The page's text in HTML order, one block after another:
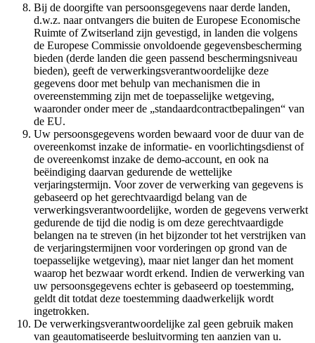
Bij de doorgifte van persoonsgegevens naar derde landen,
d.w.z. naar ontvangers die buiten de Europese Economische
Ruimte of Zwitserland zijn gevestigd, in landen die volgens
de Europese Commissie onvoldoende gegevensbescherming
bieden (derde landen die geen passend beschermingsniveau
bieden), geeft de verwerkingsverantwoordelijke deze
gegevens door met behulp van mechanismen die in
overeenstemming zijn met de toepasselijke wetgeving,
waaronder onder meer de „standaardcontractbepalingen“ van
de EU.
Uw persoonsgegevens worden bewaard voor de duur van de
overeenkomst inzake de informatie- en voorlichtingsdienst of
de overeenkomst inzake de demo-account, en ook na
beëindiging daarvan gedurende de wettelijke
verjaringstermijn. Voor zover de verwerking van gegevens is
gebaseerd op het gerechtvaardigd belang van de
verwerkingsverantwoordelijke, worden de gegevens verwerkt
gedurende de tijd die nodig is om deze gerechtvaardigde
belangen na te streven (in het bijzonder tot het verstrijken van
de verjaringstermijnen voor vorderingen op grond van de
toepasselijke wetgeving), maar niet langer dan het moment
waarop het bezwaar wordt erkend. Indien de verwerking van
uw persoonsgegevens echter is gebaseerd op toestemming,
geldt dit totdat deze toestemming daadwerkelijk wordt
ingetrokken.
De verwerkingsverantwoordelijke zal geen gebruik maken
van geautomatiseerde besluitvorming ten aanzien van u.